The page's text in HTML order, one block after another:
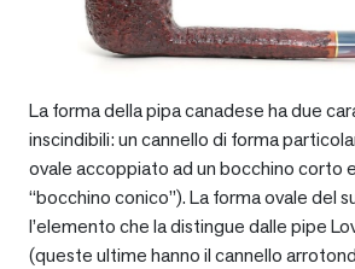
La forma della pipa canadese ha due
inscindibili: un cannello di forma
ovale accoppiato ad un bocchino corto
“bocchino conico”). La forma ovale del
l’elemento che la distingue dalle pipe
(queste ultime hanno il cannello